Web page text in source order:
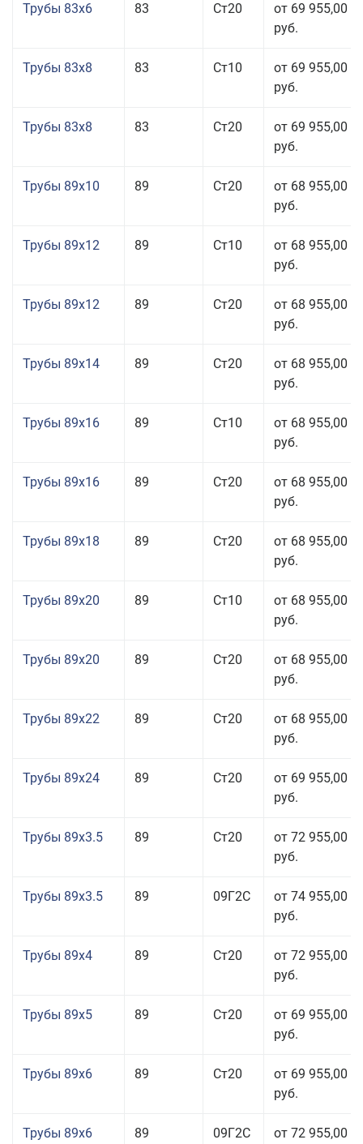
Трубы 83x6 83 Ст20
от 69 955,00
руб.
Трубы 83x8 83 Ст10
от 69 955,00
руб.
Трубы 83x8 83 Ст20
от 69 955,00
руб.
Трубы 89x10 89 Ст20
от 68 955,00
руб.
Трубы 89x12 89 Ст10
от 68 955,00
руб.
Трубы 89x12 89 Ст20
от 68 955,00
руб.
Трубы 89x14 89 Ст20
от 68 955,00
руб.
Трубы 89x16 89 Ст10
от 68 955,00
руб.
Трубы 89x16 89 Ст20
от 68 955,00
руб.
Трубы 89x18 89 Ст20
от 68 955,00
руб.
Трубы 89x20 89 Ст10
от 68 955,00
руб.
Трубы 89x20 89 Ст20
от 68 955,00
руб.
Трубы 89x22 89 Ст20
от 68 955,00
руб.
Трубы 89x24 89 Ст20
от 69 955,00
руб.
Трубы 89x3.5 89 Ст20
от 72 955,00
руб.
Трубы 89x3.5 89 09Г2С
от 74 955,00
руб.
Трубы 89x4 89 Ст20
от 72 955,00
руб.
Трубы 89x5 89 Ст20
от 69 955,00
руб.
Трубы 89x6 89 Ст20
от 69 955,00
руб.
Трубы 89x6 89 09Г2С
от 72 955,00